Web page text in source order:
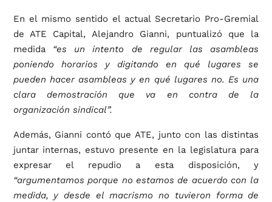
En el mismo sentido el actual Secretario Pro-Gremial
de ATE Capital, Alejandro Gianni, puntualizó que la
medida “es un intento de regular las asambleas
poniendo horarios y digitando en qué lugares se
pueden hacer asambleas y en qué lugares no. Es una
clara demostración que va en contra de la
organización sindical”.
Además, Gianni contó que ATE, junto con las distintas
juntar internas, estuvo presente en la legislatura para
expresar el repudio a esta disposición, y
“argumentamos porque no estamos de acuerdo con la
medida, y desde el macrismo no tuvieron forma de